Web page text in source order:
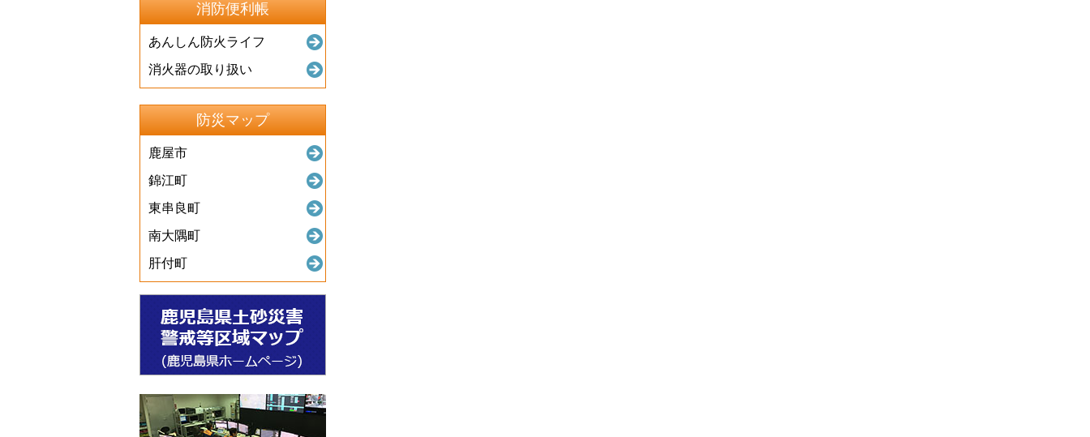
消防便利帳
あんしん防火ライフ
消火器の取り扱い
防災マップ
鹿屋市
錦江町
東串良町
南大隅町
肝付町